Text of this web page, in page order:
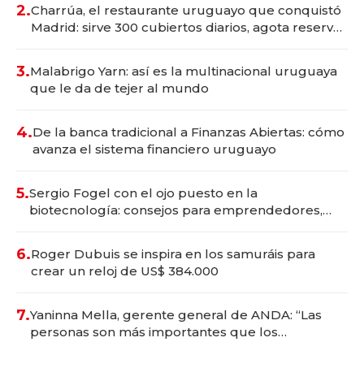
2.Charrúa, el restaurante uruguayo que conquistó
Madrid: sirve 300 cubiertos diarios, agota reservas
3.Malabrigo Yarn: así es la multinacional uruguaya
que le da de tejer al mundo
4.De la banca tradicional a Finanzas Abiertas: cómo
avanza el sistema financiero uruguayo
5.Sergio Fogel con el ojo puesto en la
biotecnología: consejos para emprendedores,
6.Roger Dubuis se inspira en los samuráis para
crear un reloj de US$ 384.000
7.Yaninna Mella, gerente general de ANDA: “Las
personas son más importantes que los